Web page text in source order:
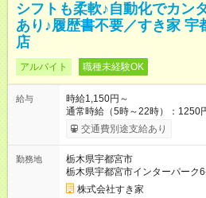
シフトも柔軟♪自動化でカン
あり♪履歴書不要／すき家 宇
店
アルバイト 職種未経験OK
給与
時給1,150円～
通常時給（5時～22時）：1250
1563円 高校生時給：1150円 【特別手当】早朝手当（5：00-9：
00）時給+150円 【休日手当】時給＋50円 【試用期間】試用期
じです。 試用期間の実態は30
り上げで一ヶ月とさせていただ
(研修中も同時給）
交通費別途支給あり
勤務地
栃木県宇都宮市
栃木県宇都宮市インターパーク
株式会社すき家